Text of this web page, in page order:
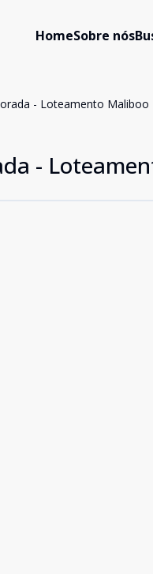
HomeSobre nós
- Loteamento Maliboo
-